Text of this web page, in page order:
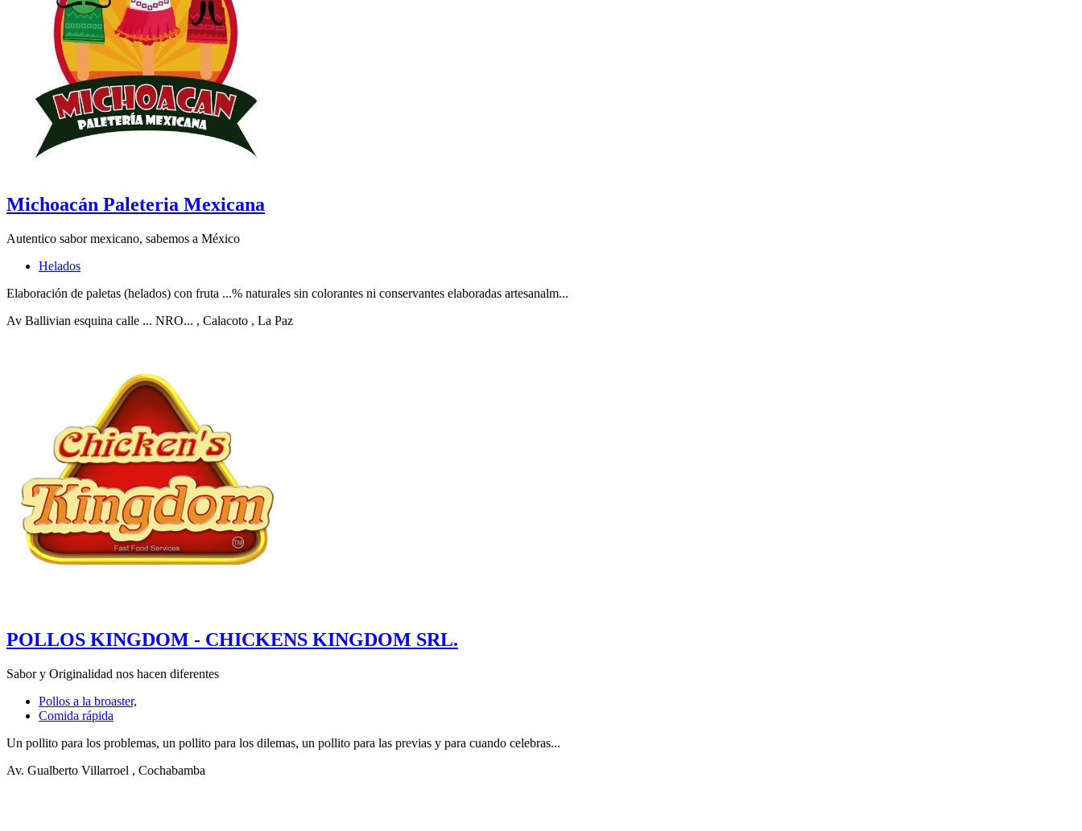
Michoacán Paleteria Mexicana
Autentico sabor mexicano, sabemos a México
Helados
Elaboración de paletas (helados) con fruta ...% naturales sin colorantes ni conservantes elaboradas artesanalm...
Av Ballivian esquina calle ... NRO... , Calacoto , La Paz
POLLOS KINGDOM - CHICKENS KINGDOM SRL.
Sabor y Originalidad nos hacen diferentes
Pollos a la broaster,
Comida rápida
Un pollito para los problemas, un pollito para los dilemas, un pollito para las previas y para cuando celebras...
Av. Gualberto Villarroel , Cochabamba